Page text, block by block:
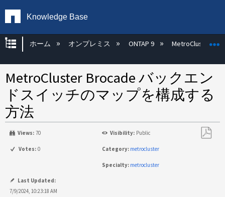
Knowledge Base
グローバル階層を展開/折りたたむ
ホーム オンプレミス ONTAP 9 MetroCluster
MetroCluster Brocade バックエン
ドスイッチのマップを構成する
方法
Views: 70 Visibility: Public
Votes: 0 Category: metrocluster
Specialty: metrocluster
Last Updated:
7/9/2024, 10:23:18 AM